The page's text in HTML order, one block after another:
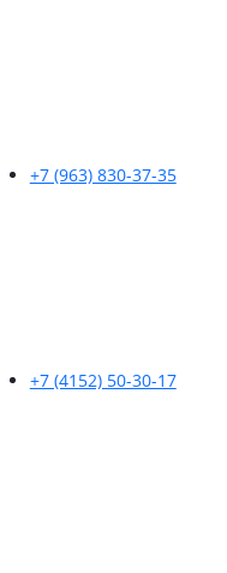
+7 (963) 830-37-35
+7 (4152) 50-30-17